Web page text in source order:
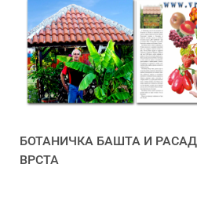
БОТАНИЧКА БАШТА И
ВРСТА